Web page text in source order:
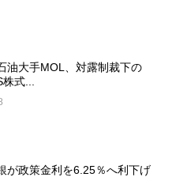
油大手MOL、対露制裁下の
式...
が政策金利を6.25％へ利下げ